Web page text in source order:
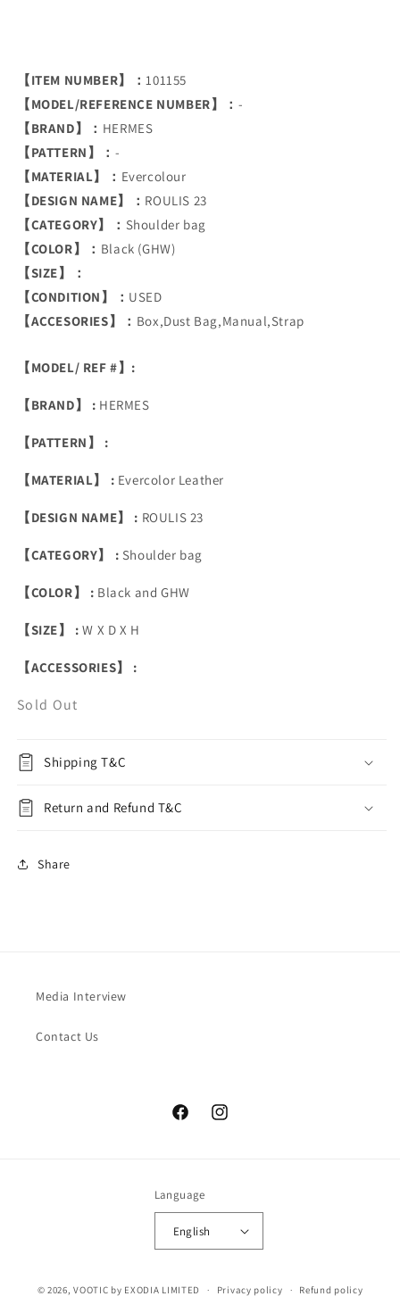
【ITEM NUMBER】：101155
【MODEL/REFERENCE NUMBER】： -
【BRAND】： HERMES
【PATTERN】： -
【MATERIAL】： Evercolour
【DESIGN NAME】： ROULIS 23
【CATEGORY】： Shoulder bag
【COLOR】： Black (GHW)
【SIZE】：
【CONDITION】： USED
【ACCESORIES】： Box,Dust Bag,Manual,Strap
【MODEL/ REF #】:
【BRAND】 : HERMES
【PATTERN】 :
【MATERIAL】 : Evercolor Leather
【DESIGN NAME】 : ROULIS 23
【CATEGORY】 : Shoulder bag
【COLOR】 : Black and GHW
【SIZE】 :W X D X H
【ACCESSORIES】 :
Sold Out
Shipping T&C
Return and Refund T&C
Share
Media Interview
Contact Us
FacebookInstagram
Language
English
© 2026,VOOTIC by EXODIA LIMITED Privacy policy Refund policy